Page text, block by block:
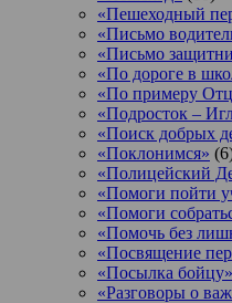
«Пешеходный
«Письмо
«Письмо
«По дороге в
«По примеру
«Подросток ‒
«Поиск добрых
«Поклонимся»
«Полицейский
«Помоги пойти
«Помоги
«Помочь без
«Посвящение
«Посылка бойцу»
«Разговоры о